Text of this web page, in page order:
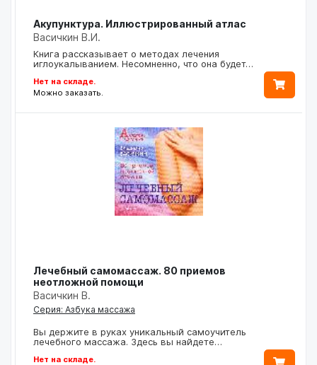
Акупунктура. Иллюстрированный атлас
Васичкин В.И.
Книга рассказывает о методах лечения
иглоукалыванием. Несомненно, что она будет…
Нет на складе.
Можно заказать.
Лечебный самомассаж. 80 приемов
неотложной помощи
Васичкин В.
Серия: Азбука массажа
Вы держите в руках уникальный самоучитель
лечебного массажа. Здесь вы найдете…
Нет на складе.